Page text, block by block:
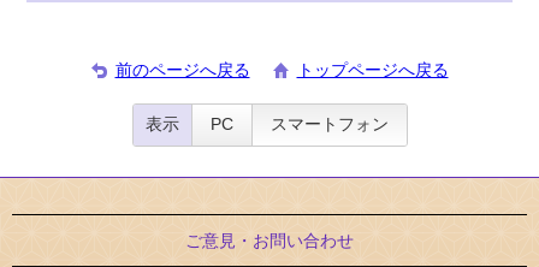
前のページへ戻る トップページへ戻る
表示 PC スマートフォン
ご意見・お問い合わせ